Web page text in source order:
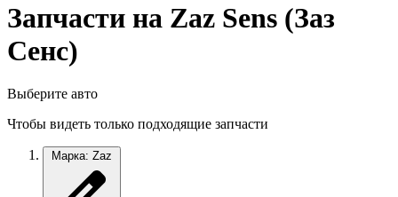
Запчасти на Zaz Sens (Заз
Сенс)
Выберите авто
Чтобы видеть только подходящие запчасти
Марка: Zaz